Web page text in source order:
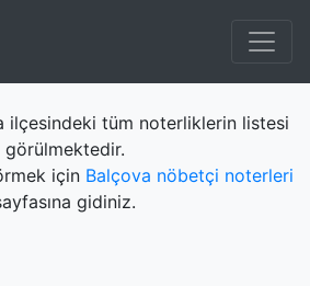
ilçesindeki tüm noterliklerin listesi
görülmektedir.
için Balçova nöbetçi noterleri
gidiniz.